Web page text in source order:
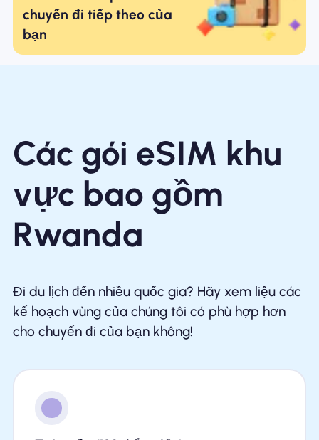
chuyến đi tiếp theo của
bạn
Các gói eSIM khu
vực bao gồm
Rwanda
Đi du lịch đến nhiều quốc gia? Hãy xem liệu các
kế hoạch vùng của chúng tôi có phù hợp hơn
cho chuyến đi của bạn không!